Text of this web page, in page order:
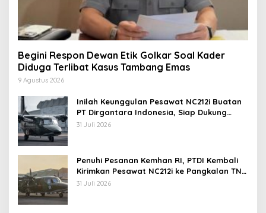
Begini Respon Dewan Etik Golkar Soal Kader
Diduga Terlibat Kasus Tambang Emas
9 Agustus 2026
Inilah Keunggulan Pesawat NC212i Buatan
PT Dirgantara Indonesia, Siap Dukung
Berbagai Operasi TNI
31 Juli 2026
Penuhi Pesanan Kemhan RI, PTDI Kembali
Kirimkan Pesawat NC212i ke Pangkalan TNI
AU
31 Juli 2026